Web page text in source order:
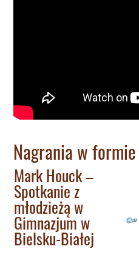
Nagrania w
Mark Houck –
Spotkanie z
młodzieżą w
Gimnazjum w
Bielsku-Białej